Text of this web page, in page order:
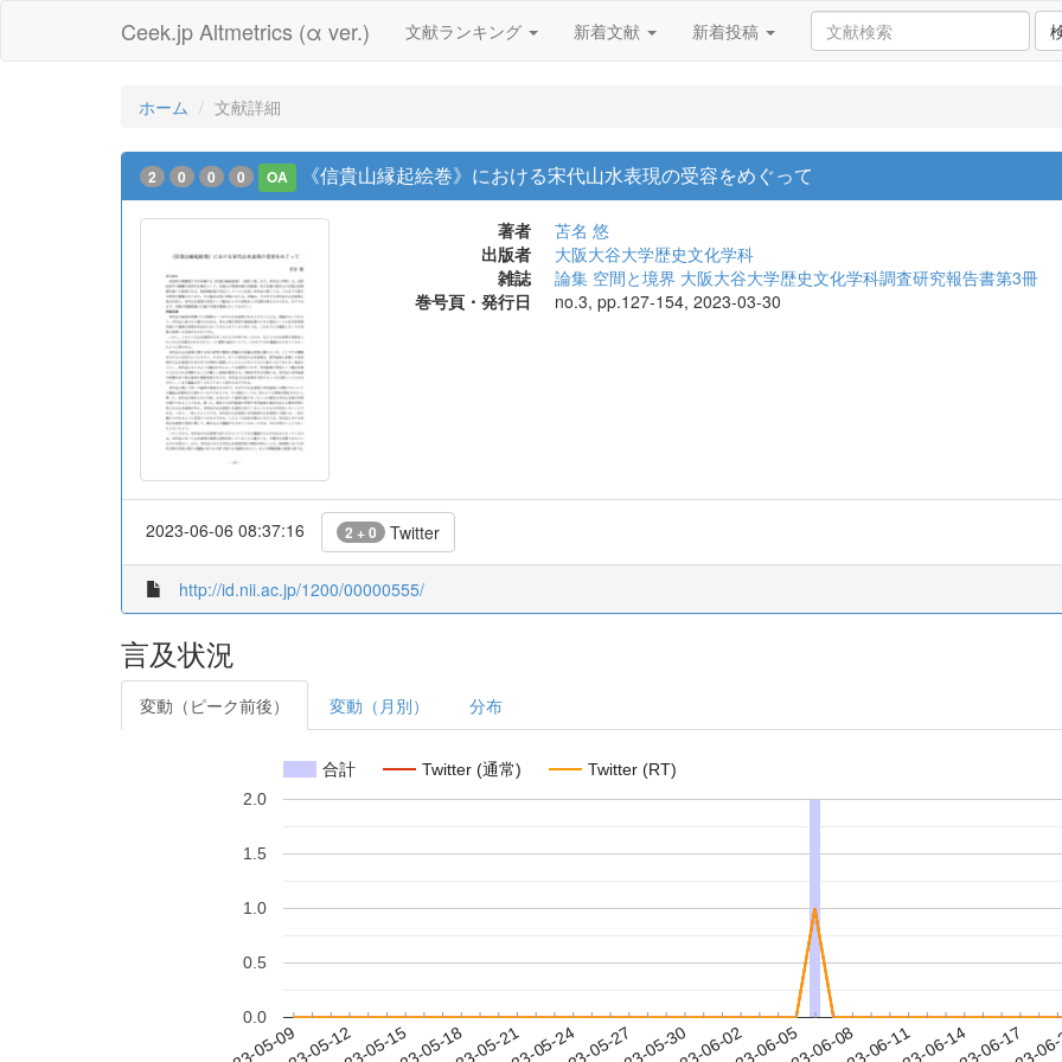
Ceek.jp Altmetrics (α ver.) 文献ランキング 新着文献 新着投稿
ホーム 文献詳細
2 0 0 0 OA 《信貴山縁起絵巻》における宋代山水表現の受容をめぐって
著者
苫名 悠
出版者
大阪大谷大学歴史文化学科
雑誌
論集 空間と境界 大阪大谷大学歴史文化学科調査研究報告書第3冊
巻号頁・発行日
no.3, pp.127-154, 2023-03-30
2023-06-06 08:37:16 2 + 0 Twitter
http://id.nii.ac.jp/1200/00000555/
言及状況
変動（ピーク前後） 変動（月別） 分布
合計 Twitter (通常) Twitter (RT)
0.0
0.5
1.0
1.5
2.0